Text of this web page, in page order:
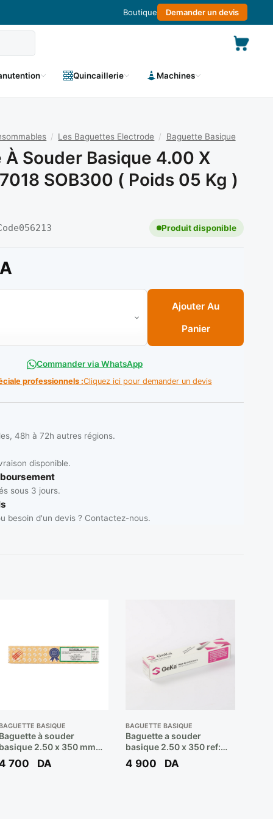
Boutique Demander un devis
Quincaillerie Machines
/ Les Baguettes Electrode / Baguette Basique
Souder Basique 4.00 X
SOB300 ( Poids 05 Kg )
056213 Produit disponible
à souder basique 4.00 x 400 mm 7018 SOB300 ( Poids 05
Ajouter Au
Panier
Commander via WhatsApp
professionnels :Cliquez ici pour demander un devis
48h à 72h autres régions.
disponible.
sous 3 jours.
besoin d'un devis ? Contactez-nous.
BASIQUE
à souder
2.50 x 350 mm
7018 (B/5Kgs 200
** EUREKA
700 DA
BAGUETTE BASIQUE
Baguette a souder
basique 2.50 x 350 ref:
7018 (b/5kgs 200 pcs) **
GEKA LASER B47
4 900 DA